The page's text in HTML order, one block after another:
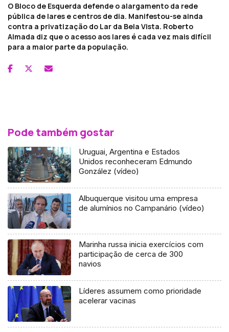
O Bloco de Esquerda defende o alargamento da rede
pública de lares e centros de dia. Manifestou-se ainda
contra a privatização do Lar da Bela Vista. Roberto
Almada diz que o acesso aos lares é cada vez mais difícil
para a maior parte da população.
Pode também gostar
Uruguai, Argentina e Estados
Unidos reconheceram Edmundo
González (vídeo)
Albuquerque visitou uma empresa
de alumínios no Campanário (vídeo)
Marinha russa inicia exercícios com
participação de cerca de 300
navios
Líderes assumem como prioridade
acelerar vacinas